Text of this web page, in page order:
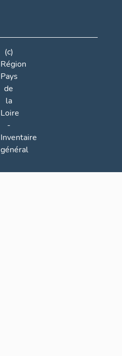
(c)
Région
Pays
de
la
Loire
-
Inventaire
général